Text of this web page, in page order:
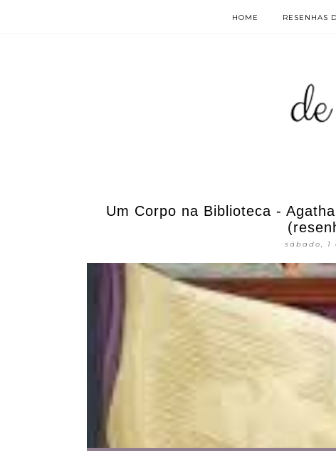
HOME RESENHAS
Um Corpo na Biblioteca -
sábado, 1